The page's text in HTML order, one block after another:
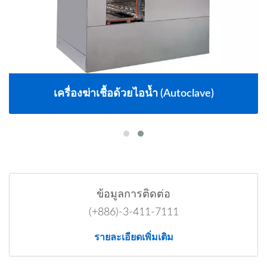
เครื่องฆ่าเชื้อด้วยไอน้ำ (Autoclave)
ข้อมูลการติดต่อ
(+886)-3-411-7111
รายละเอียดเพิ่มเติม